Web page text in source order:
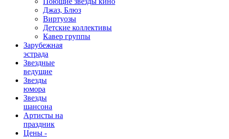
Джаз, Блюз
Виртуозы
Детские коллективы
Кавер группы
Зарубежная
эстрада
Звездные
ведущие
Звезды
юмора
Звезды
шансона
Артисты на
праздник
Цены -